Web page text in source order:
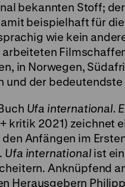
bekannten Stoff;
beispielhaft für die
wie kein
in Norwegen,
und der bedeutendste
Ufa international.
kritik 2021) zeichnet
Anfängen im
Ufa internationalist
Anknüpfend
Herausgebern